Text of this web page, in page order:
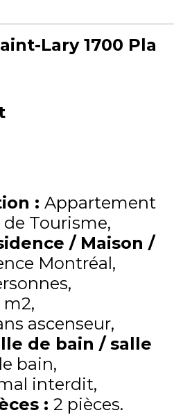
Lary 1700 Pla
: Appartement
Tourisme
/ Maison /
Montréal
m2
ascenseur
de bain / salle
bain
interdit
: 2 pièces